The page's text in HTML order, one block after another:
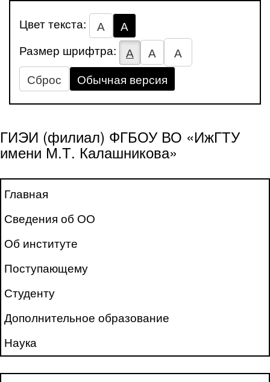
Цвет текста: А
А
Размер шрифтра:
А А
А
Сброс
Обычная версия
ГИЭИ (филиал) ФГБОУ ВО «ИжГТУ
имени М.Т. Калашникова»
Главная
Сведения об ОО
Об институте
Поступающему
Студенту
Дополнительное образование
Наука